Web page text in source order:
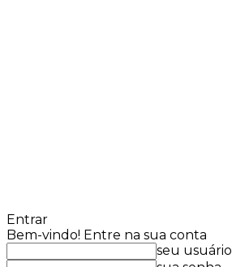
Entrar
Bem-vindo! Entre na sua conta
seu usuário